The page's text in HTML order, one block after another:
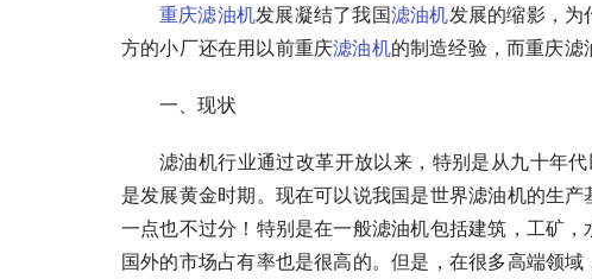
重庆滤油机发展凝结了我国滤油机发展的缩影，为
方的小厂还在用以前重庆滤油机的制造经验，而重庆滤
一、现状
滤油机行业通过改革开放以来，特别是从九十年
是发展黄金时期。现在可以说我国是世界滤油机的生
一点也不过分！特别是在一般滤油机包括建筑，工矿
国外的市场占有率也是很高的。但是，在很多高端领